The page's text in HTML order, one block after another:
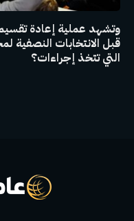
وتشهد عملية إعادة تقسيم
قبل الانتخابات النصفية
التي تتخذ إجراءات؟